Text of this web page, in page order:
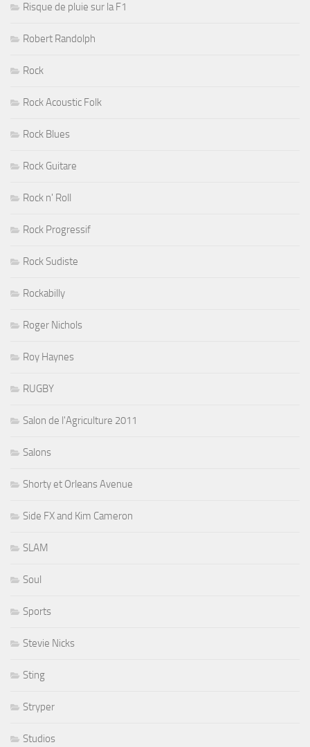
Risque de pluie sur la F1
Robert Randolph
Rock
Rock Acoustic Folk
Rock Blues
Rock Guitare
Rock n' Roll
Rock Progressif
Rock Sudiste
Rockabilly
Roger Nichols
Roy Haynes
RUGBY
Salon de l'Agriculture 2011
Salons
Shorty et Orleans Avenue
Side FX and Kim Cameron
SLAM
Soul
Sports
Stevie Nicks
Sting
Stryper
Studios